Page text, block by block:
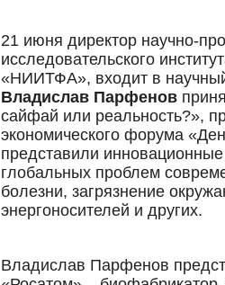
21 июня директор научно-
исследовательского
«НИИТФА», входит в
Владислав Парфенов
сайфай или реальность?»,
экономического форума
представили
глобальных проблем
болезни, загрязнение
энергоносителей и других.
Владислав Парфенов